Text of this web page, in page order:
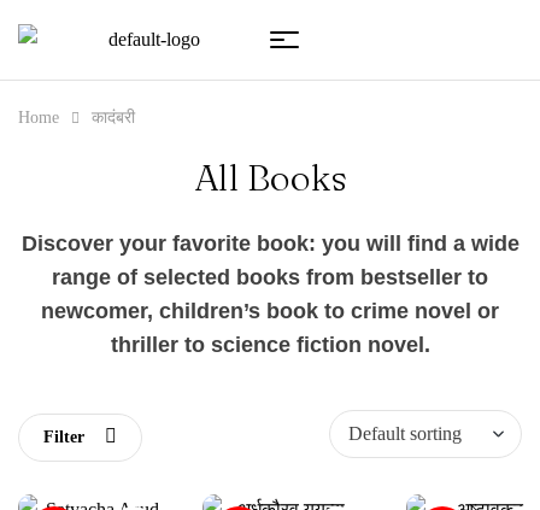
Home कादंबरी
All Books
Discover your favorite book: you will find a wide
range of selected books from bestseller to
newcomer, children’s book to crime novel or
thriller to science fiction novel.
Filter